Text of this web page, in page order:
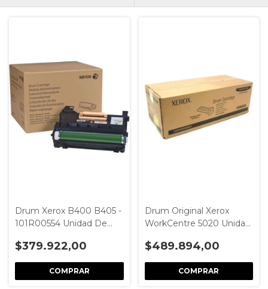
Drum Xerox B400 B405 -
101R00554 Unidad De
$379.922,00
Drum Original Xerox
WorkCentre 5020 Unidad
Negro
$489.894,00